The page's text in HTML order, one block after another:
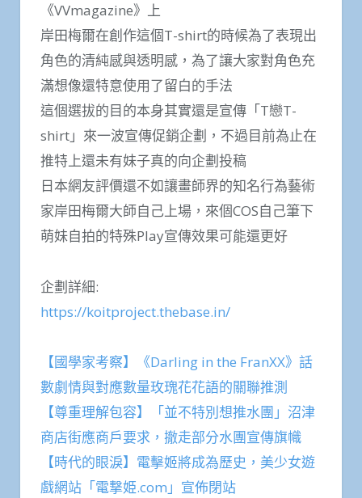
《VVmagazine》上
岸田梅爾在創作這個T-shirt的時候為了表現出
角色的清純感與透明感，為了讓大家對角色充
滿想像還特意使用了留白的手法
這個選拔的目的本身其實還是宣傳「T戀T-
shirt」來一波宣傳促銷企劃，不過目前為止在
推特上還未有妹子真的向企劃投稿
日本網友評價還不如讓畫師界的知名行為藝術
家岸田梅爾大師自己上場，來個COS自己筆下
萌妹自拍的特殊Play宣傳效果可能還更好
企劃詳細:
https://koitproject.thebase.in/
【國學家考察】《Darling in the FranXX》話
數劇情與對應數量玫瑰花花語的關聯推測
【尊重理解包容】「並不特別想推水團」沼津
商店街應商戶要求，撤走部分水團宣傳旗幟
【時代的眼淚】電擊姬將成為歷史，美少女遊
戲網站「電撃姫.com」宣佈閉站